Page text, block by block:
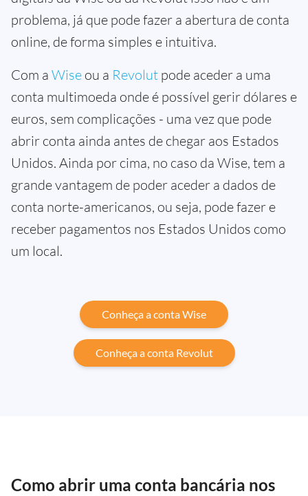
problema, já que pode fazer a abertura de conta
online, de forma simples e intuitiva.
Com a Wise ou a Revolut pode aceder a uma
conta multimoeda onde é possível gerir dólares e
euros, sem complicações - uma vez que pode
abrir conta ainda antes de chegar aos Estados
Unidos. Ainda por cima, no caso da Wise, tem a
grande vantagem de poder aceder a dados de
conta norte-americanos, ou seja, pode fazer e
receber pagamentos nos Estados Unidos como
um local.
Conheça a conta Wise
Conheça a conta Revolut
Como abrir uma conta bancária nos